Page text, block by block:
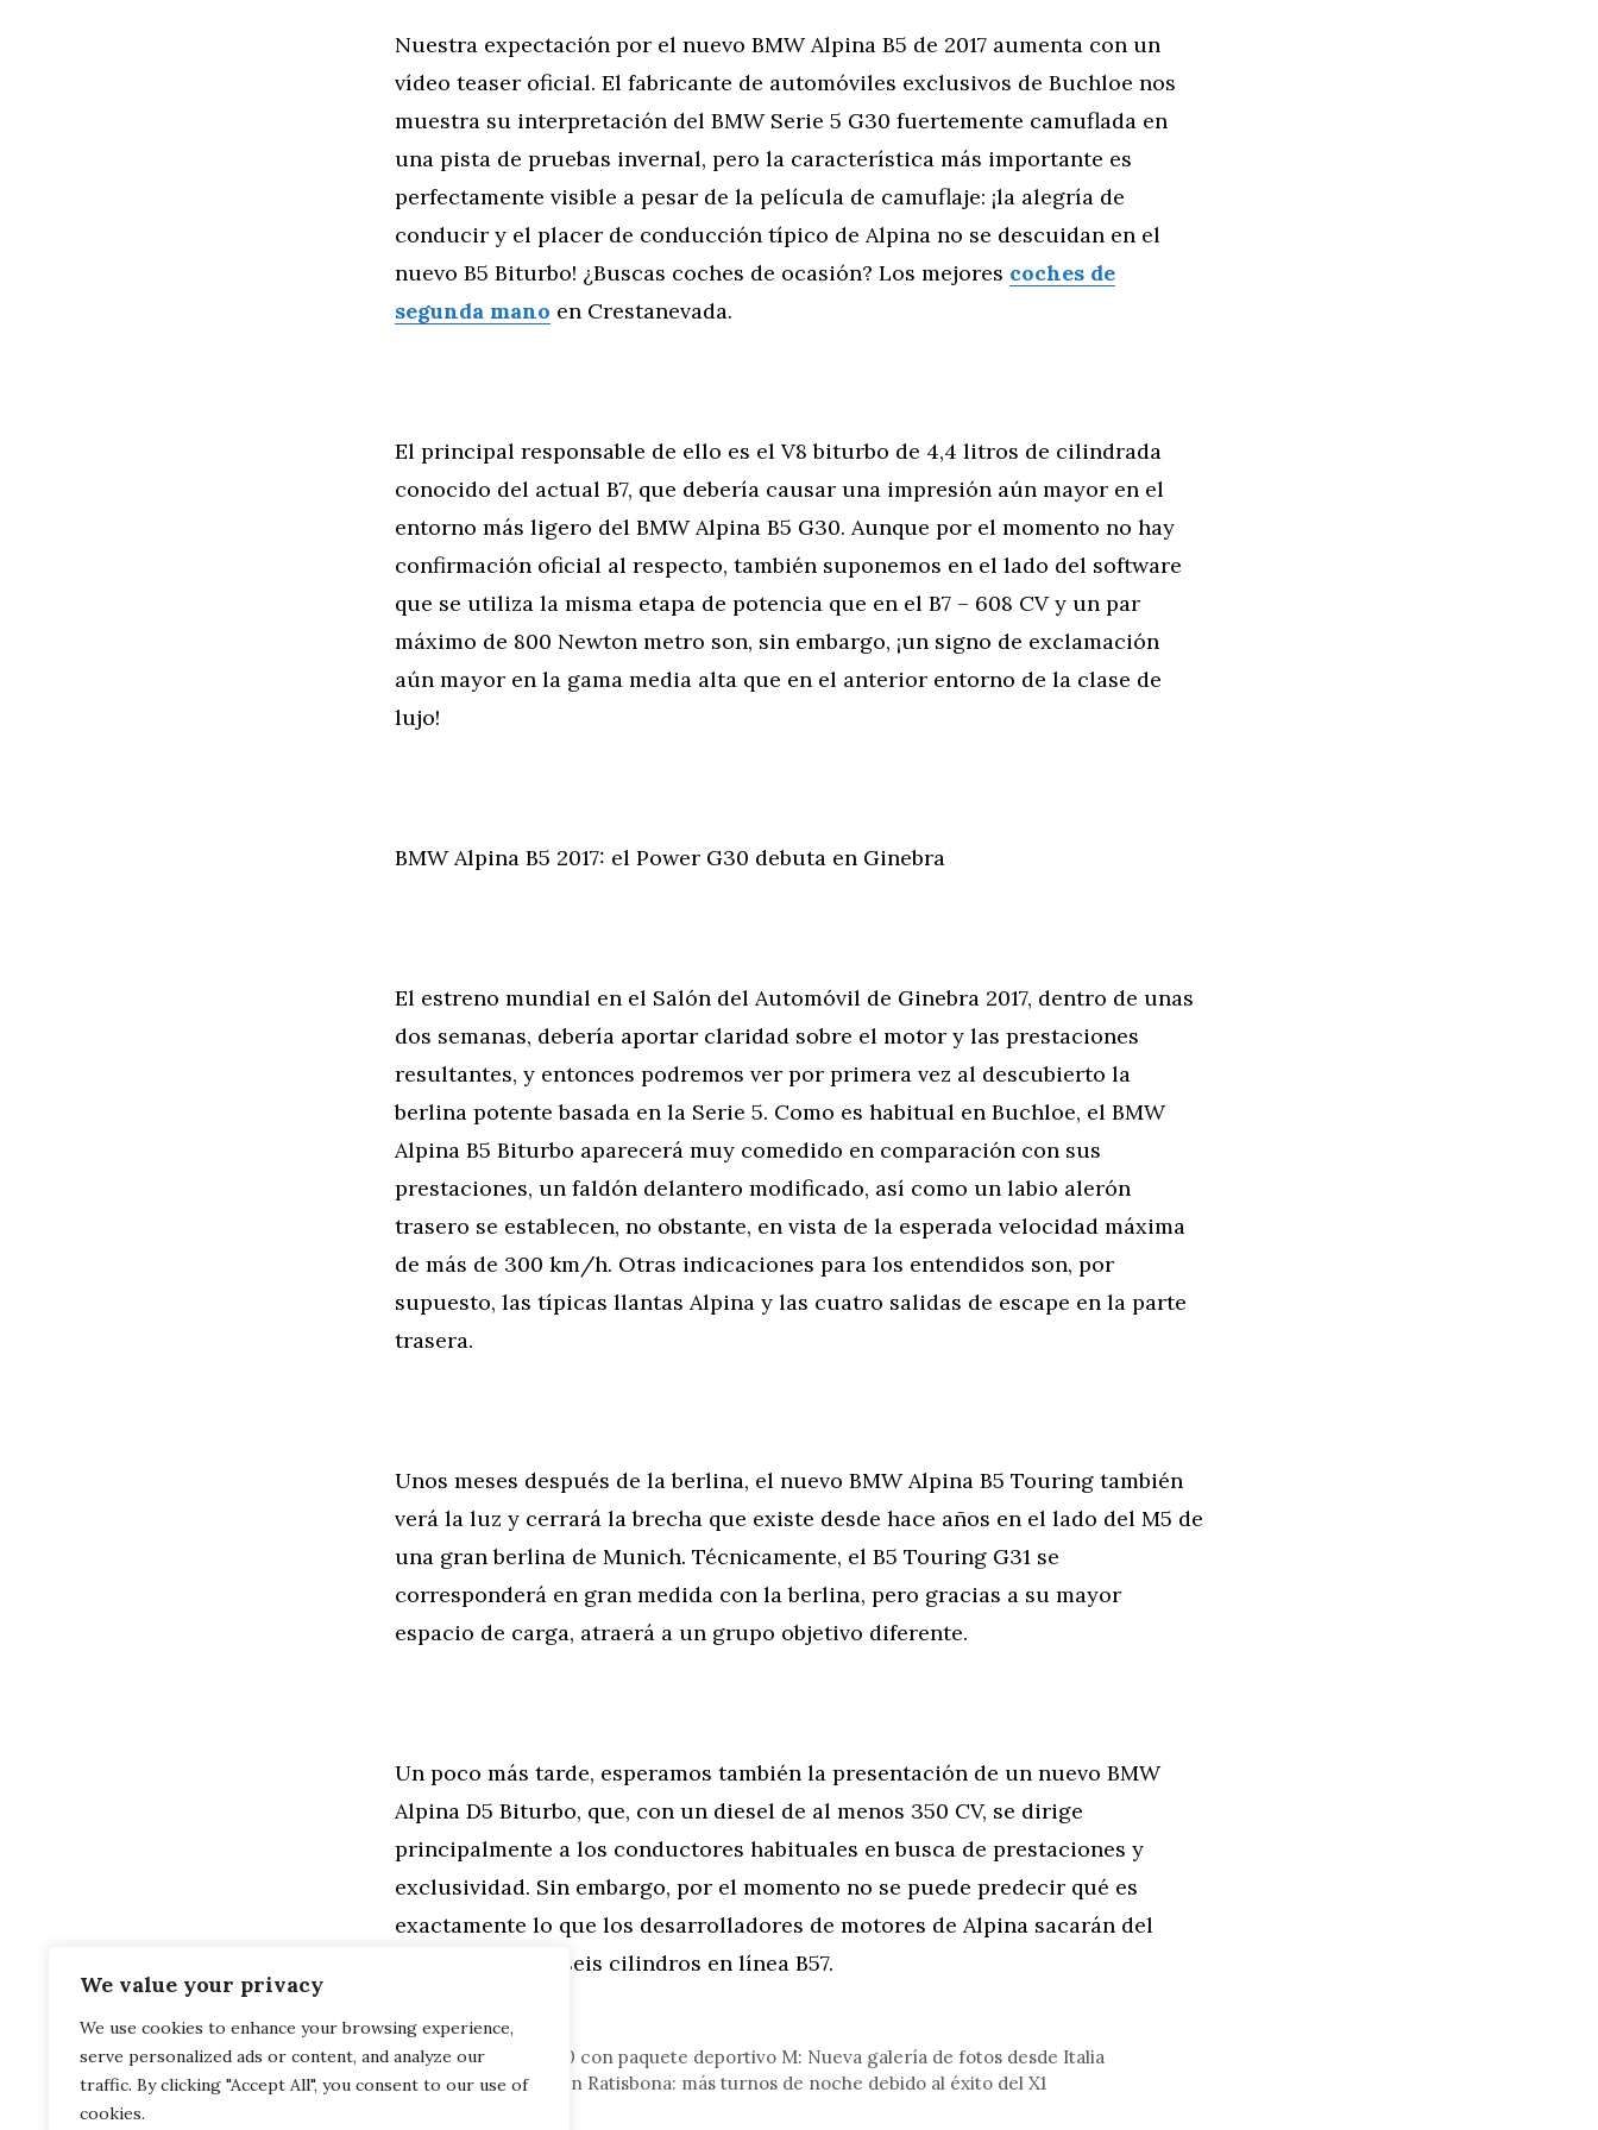
We value your privacy
We use cookies to enhance your browsing experience,
serve personalized ads or content, and analyze our
traffic. By clicking "Accept All", you consent to our use of
cookies.
Nuestra expectación por el nuevo BMW Alpina B5 de 2017 aumenta con un
vídeo teaser oficial. El fabricante de automóviles exclusivos de Buchloe nos
muestra su interpretación del BMW Serie 5 G30 fuertemente camuflada en
una pista de pruebas invernal, pero la característica más importante es
perfectamente visible a pesar de la película de camuflaje: ¡la alegría de
conducir y el placer de conducción típico de Alpina no se descuidan en el
nuevo B5 Biturbo! ¿Buscas coches de ocasión? Los mejores coches de
segunda mano en Crestanevada.
El principal responsable de ello es el V8 biturbo de 4,4 litros de cilindrada
conocido del actual B7, que debería causar una impresión aún mayor en el
entorno más ligero del BMW Alpina B5 G30. Aunque por el momento no hay
confirmación oficial al respecto, también suponemos en el lado del software
que se utiliza la misma etapa de potencia que en el B7 – 608 CV y un par
máximo de 800 Newton metro son, sin embargo, ¡un signo de exclamación
aún mayor en la gama media alta que en el anterior entorno de la clase de
lujo!
BMW Alpina B5 2017: el Power G30 debuta en Ginebra
El estreno mundial en el Salón del Automóvil de Ginebra 2017, dentro de unas
dos semanas, debería aportar claridad sobre el motor y las prestaciones
resultantes, y entonces podremos ver por primera vez al descubierto la
berlina potente basada en la Serie 5. Como es habitual en Buchloe, el BMW
Alpina B5 Biturbo aparecerá muy comedido en comparación con sus
prestaciones, un faldón delantero modificado, así como un labio alerón
trasero se establecen, no obstante, en vista de la esperada velocidad máxima
de más de 300 km/h. Otras indicaciones para los entendidos son, por
supuesto, las típicas llantas Alpina y las cuatro salidas de escape en la parte
trasera.
Unos meses después de la berlina, el nuevo BMW Alpina B5 Touring también
verá la luz y cerrará la brecha que existe desde hace años en el lado del M5 de
una gran berlina de Munich. Técnicamente, el B5 Touring G31 se
corresponderá en gran medida con la berlina, pero gracias a su mayor
espacio de carga, atraerá a un grupo objetivo diferente.
Un poco más tarde, esperamos también la presentación de un nuevo BMW
Alpina D5 Biturbo, que, con un diesel de al menos 350 CV, se dirige
principalmente a los conductores habituales en busca de prestaciones y
exclusividad. Sin embargo, por el momento no se puede predecir qué es
exactamente lo que los desarrolladores de motores de Alpina sacarán del
nuevo diésel de seis cilindros en línea B57.
Categorías
General,Motor
BMW Serie 5 G30 con paquete deportivo M: Nueva galería de fotos desde Italia
Planta de BMW en Ratisbona: más turnos de noche debido al éxito del X1